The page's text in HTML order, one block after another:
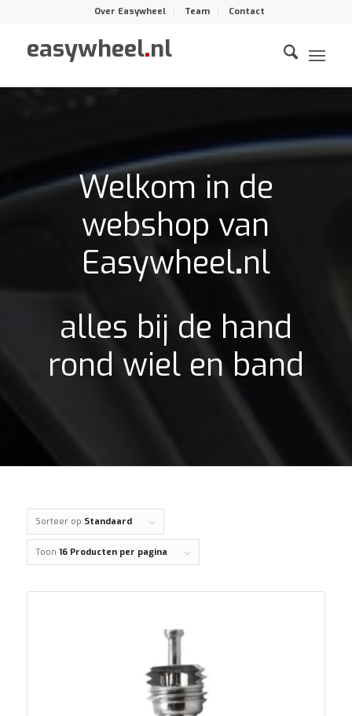
Over Easywheel Team Contact
easywheel.nl
Welkom in de
webshop van
Easywheel.nl
alles bij de hand
rond wiel en band
Sorteer op Standaard
Toon 16 Producten per pagina